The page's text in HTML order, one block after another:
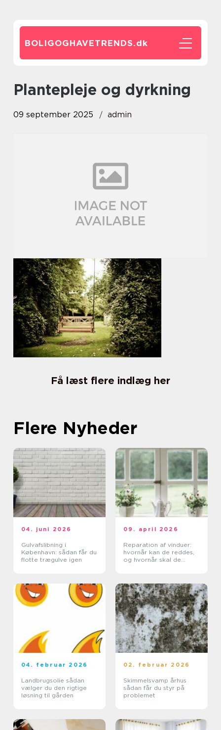
BOLIGOGHAVETRENDS.dk
Plantepleje og dyrkning
09 september 2025 admin
Få læst flere indlæg her
Flere Nyheder
04. juni 2026
Gulvafslibning i
København: sådan får du
flotte trægulve igen
09. april 2026
Reparation af vinduer:
hvornår kan de reddes,
og hvornår skal de
04. februar 2026
Landbrugsolie sådan
vælger du den rigtige
løsning til gården
02. februar 2026
Skimmelsvamp århus
sådan får du styr på
problemet